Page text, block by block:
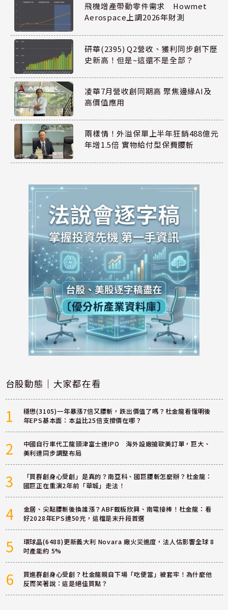
飛機增產帶動零件需求 Howmet
Aerospace上調2026年財測
研華(2395) Q2營收、獲利同步創下歷
史新高！但是~這還不是全部？
凌華7月營收創同期高 聚焦邊緣AI及
高價值應用
兩樣情！外溢保單上半年狂銷488億元
年增1.5倍 實物給付型保費腰斬
台股動態｜大家都在看
1
穩懋(3105)一年暴漲7倍又腰斬，跌出價值了嗎？杜金龍看懂明後
年EPS基本面：本益比25倍支撐價在哪？
2
中國自行車代工龍頭津富士達IPO 海外設廠搶歐美訂單，巨大、
美利達同步調整布局
3
「買群創身心受創」是真的？南亞科、國巨腰斬怎麼辦？杜金龍：
國巨正在重演2年前「華城」走法！
4
金居、尖點腰斬後換誰漲？ABF載板欣興、南電接棒！杜金龍：看
好2028年EPS達50元，這檔是末升段首選
5
環球晶(6488)更新義大利 Novara 廠火災進度，法人估影響全球 8
吋產能約 5%
6
買進群創身心受創？杜金龍親自下場「吃便當」被套牢！為什麼他
反而笑著說：這是絕佳買點？